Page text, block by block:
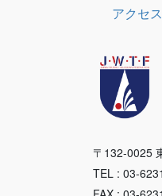
アクセス
〒132-0025
TEL : 03-